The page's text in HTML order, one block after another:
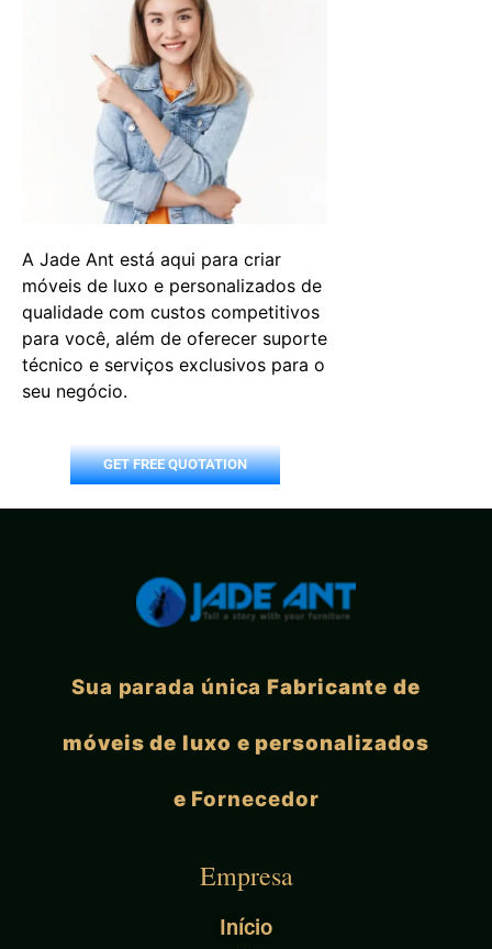
A Jade Ant está aqui para criar
móveis de luxo e personalizados de
qualidade com custos competitivos
para você, além de oferecer suporte
técnico e serviços exclusivos para o
seu negócio.
GET FREE QUOTATION
Sua parada únicaFabricante de
móveis de luxo e personalizados
e Fornecedor
Empresa
Início